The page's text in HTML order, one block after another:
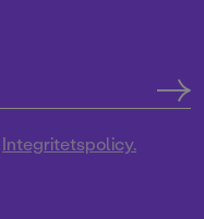
Integritetspolicy.